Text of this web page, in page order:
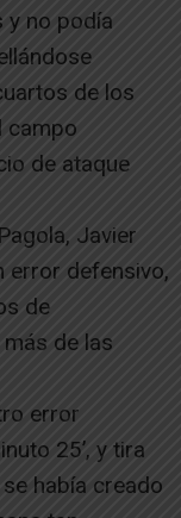
y no podía
de los
campo
de ataque
Javier
error defensivo,
de
de las
error
25’, y tira
había creado